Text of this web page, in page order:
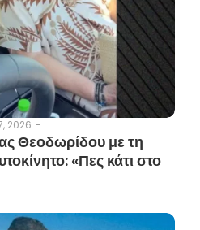
2026 -
Θεοδωρίδου με τη
«Πες κάτι στο